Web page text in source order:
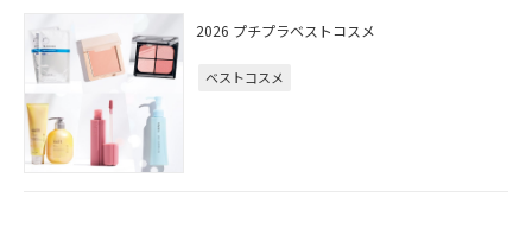
2026 プチプラベストコスメ
ベストコスメ